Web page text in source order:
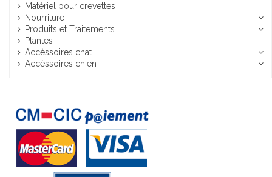
Matériel pour crevettes
Nourriture
Produits et Traitements
Plantes
Accèssoires chat
Accèssoires chien